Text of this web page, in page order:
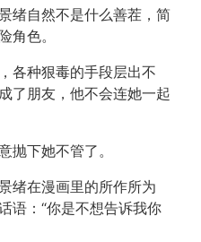
绪自然不是什么善茬，简
角色。
各种狠毒的手段层出不
了朋友，他不会连她一起
抛下她不管了。
绪在漫画里的所作所为
语：“你是不想告诉我你